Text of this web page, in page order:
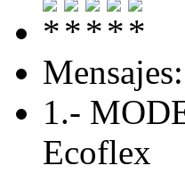
1.-
Ecoflex